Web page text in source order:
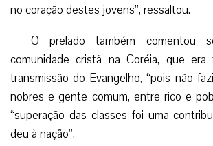
no coração destes jovens”, ressaltou.
O prelado também comentou
comunidade cristã na Coréia, que era
transmissão do Evangelho, “pois não
nobres e gente comum, entre rico e
“superação das classes foi uma
deu à nação”.